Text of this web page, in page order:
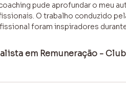
pude aprofundar o meu
O trabalho conduzido
foram inspiradores
em Remuneração -